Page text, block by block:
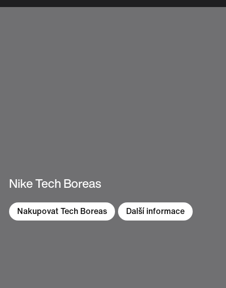
Nike Tech Boreas
Nakupovat Tech Boreas Další informace